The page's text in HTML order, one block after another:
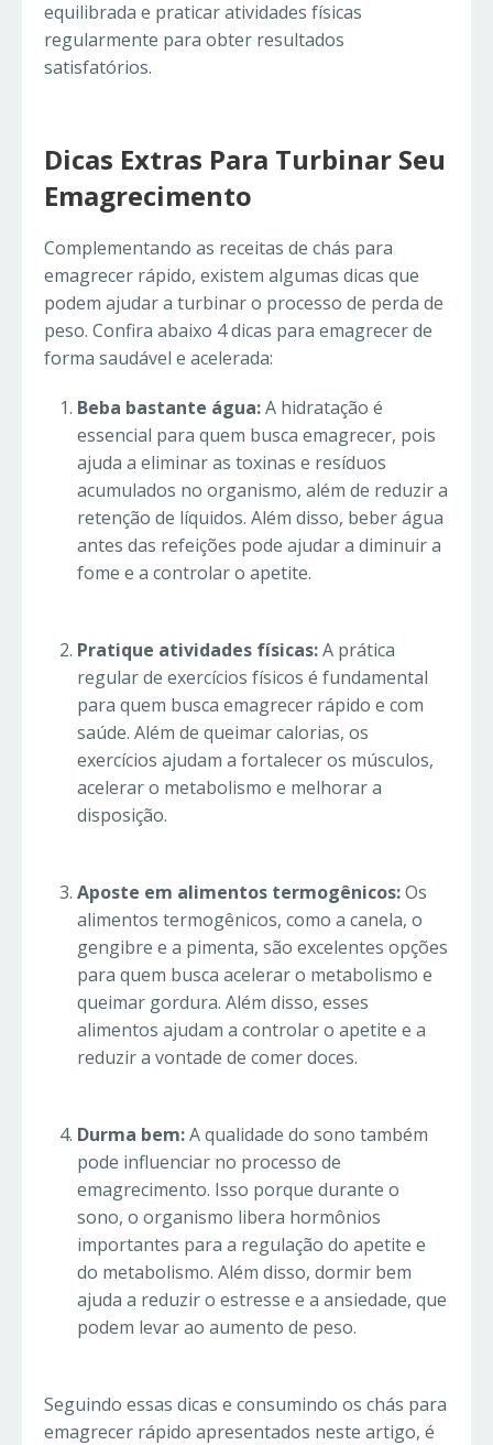
equilibrada e praticar atividades físicas
regularmente para obter resultados
satisfatórios.
Dicas Extras Para Turbinar Seu
Emagrecimento
Complementando as receitas de chás para
emagrecer rápido, existem algumas dicas que
podem ajudar a turbinar o processo de perda de
peso. Confira abaixo 4 dicas para emagrecer de
forma saudável e acelerada:
Beba bastante água:A hidratação é
essencial para quem busca emagrecer, pois
ajuda a eliminar as toxinas e resíduos
acumulados no organismo, além de reduzir a
retenção de líquidos. Além disso, beber água
antes das refeições pode ajudar a diminuir a
fome e a controlar o apetite.
Pratique atividades físicas:A prática
regular de exercícios físicos é fundamental
para quem busca emagrecer rápido e com
saúde. Além de queimar calorias, os
exercícios ajudam a fortalecer os músculos,
acelerar o metabolismo e melhorar a
disposição.
Aposte em alimentos termogênicos:Os
alimentos termogênicos, como a canela, o
gengibre e a pimenta, são excelentes opções
para quem busca acelerar o metabolismo e
queimar gordura. Além disso, esses
alimentos ajudam a controlar o apetite e a
reduzir a vontade de comer doces.
Durma bem:A qualidade do sono também
pode influenciar no processo de
emagrecimento. Isso porque durante o
sono, o organismo libera hormônios
importantes para a regulação do apetite e
do metabolismo. Além disso, dormir bem
ajuda a reduzir o estresse e a ansiedade, que
podem levar ao aumento de peso.
Seguindo essas dicas e consumindo os chás para
emagrecer rápido apresentados neste artigo, é